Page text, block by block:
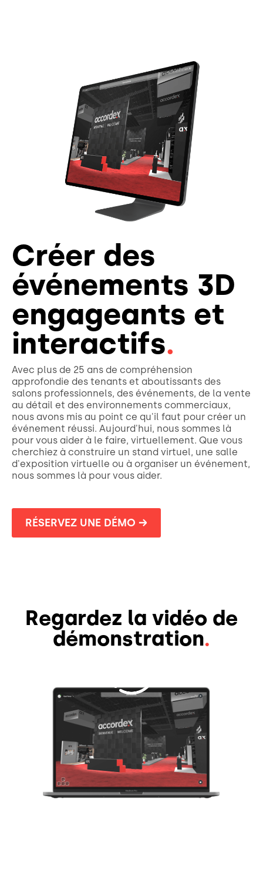
Créer des
événements 3D
engageants et
interactifs.
Avec plus de 25 ans de compréhension
approfondie des tenants et aboutissants des
salons professionnels, des événements, de la vente
au détail et des environnements commerciaux,
nous avons mis au point ce qu'il faut pour créer un
événement réussi. Aujourd'hui, nous sommes là
pour vous aider à le faire, virtuellement. Que vous
cherchiez à construire un stand virtuel, une salle
d'exposition virtuelle ou à organiser un événement,
nous sommes là pour vous aider.
RÉSERVEZ UNE DÉMO →
Regardez la vidéo de
démonstration.